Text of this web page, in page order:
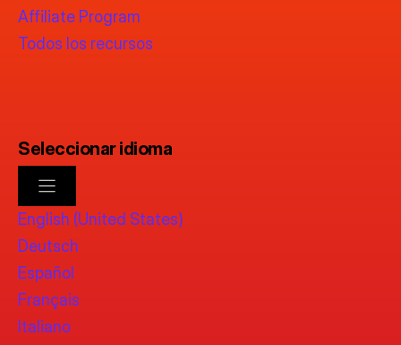
Affiliate Program
Todos los recursos
Seleccionar idioma
English (United States)
Deutsch
Español
Français
Italiano